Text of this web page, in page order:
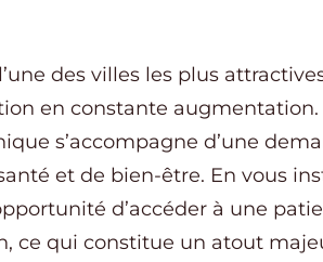
des villes les plus
en constante augmentation.
s’accompagne d’une
et de bien-être. En vous
d’accéder à une
ce qui constitue un atout